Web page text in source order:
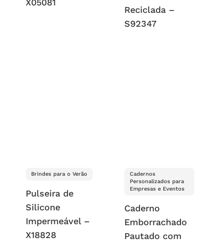
Reciclada –
S92347
Brindes para o Verão
Pulseira de
Silicone
Impermeável –
X18828
Cadernos
Personalizados para
Empresas e Eventos
Caderno
Emborrachado
Pautado com